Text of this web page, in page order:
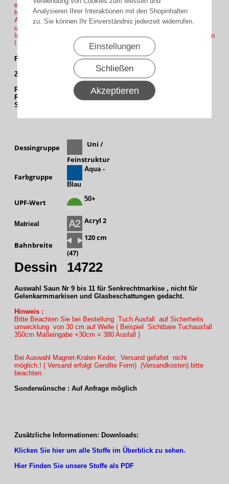
Analysieren Ihrer Interaktionen mit den Shopinhalten
zu. Sie können Ihr Einverständnis jederzeit widerrufen.
Einstellungen
Schließen
Akzeptieren
eingeben ( Beispiel 350 cm Ausfall + 20cm oder +30cm Volant
höhe = 370 oder 380 Ausfall und bei Volant Auswahl die Höhe
Anklicken ob Sie es in höhe 20cm oder 30cm wünschen Volant 1
und 2 Ohne Mehrpreis Volant 3 und 4 mit Mehrpreis.
Info : Farb auswahl des Einfassbands nicht vergessen zu anklicken
!.
Passende Einfassband : E79 und E87
Zur Passende Gestelfarbe :
RAL 5002
ultramarinblau
RAL 9006
weißaluminium
SL 88 - RAL 7016
Dessingruppe
Uni /
Feinstruktur
Farbgruppe
Aqua -
Blau
UPF-Wert 50+
Matrieal Acryl 2
Bahnbreite
120 cm
(47)
Dessin 14722
Auswahl Saun Nr 9 bis 11 für Senkrechtmarkise , nicht für
Gelenkarmmarkisen und Glasbeschattungen gedacht.
Hinweis :
Bitte Beachten Sie bei Bestellung Tuch Ausfall auf Sicherheits
umwicklung von 30 cm auf Welle ( Beispiel Sichtbare Tuchausfall
350cm Maßeingabe +30cm = 380 Ausfall )
Bei Auswahl Magnet-Kralen Keder, Versand gefaltet nicht
möglich.! ( Versand erfolgt Gerollte Form) (Versandkosten) bitte
beachten.
Sonderwünsche : Auf Anfrage möglich
Zusätzliche Informationen: Downloads:
Klicken Sie hier um alle Stoffe im Überblick zu sehen.
Hier Finden Sie unsere Stoffe als PDF